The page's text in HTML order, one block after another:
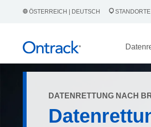
ÖSTERREICH | DEUTSCH STANDORTE
DATENRETTUNG NACH